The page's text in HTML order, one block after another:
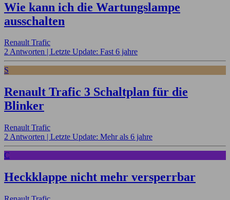
Wie kann ich die Wartungslampe
ausschalten
Renault Trafic
2 Antworten | Letzte Update: Fast 6 jahre
S
Renault Trafic 3 Schaltplan für die
Blinker
Renault Trafic
2 Antworten | Letzte Update: Mehr als 6 jahre
C
Heckklappe nicht mehr versperrbar